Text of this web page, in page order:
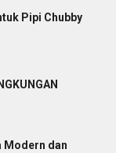
Pipi Chubby
Modern dan